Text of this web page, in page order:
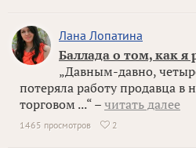
Лана Лопатина
Баллада о том, как я
„Давным-давно,
потеряла работу продавца
торговом ...“ – читать далее
1465 просмотров  2